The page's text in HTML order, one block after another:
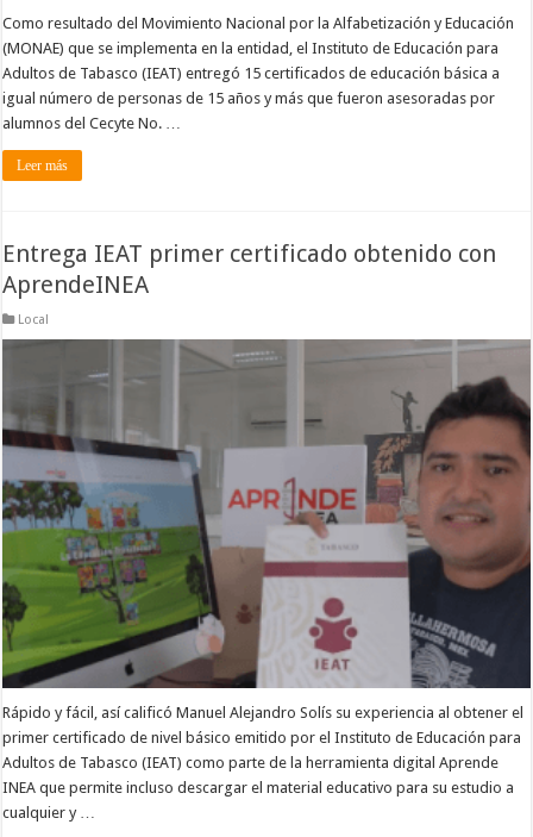
Como resultado del Movimiento Nacional por la Alfabetización y Educación
(MONAE) que se implementa en la entidad, el Instituto de Educación para
Adultos de Tabasco (IEAT) entregó 15 certificados de educación básica a
igual número de personas de 15 años y más que fueron asesoradas por
alumnos del Cecyte No. …
Leer más
Entrega IEAT primer certificado obtenido con
AprendeINEA
Local
Rápido y fácil, así calificó Manuel Alejandro Solís su experiencia al obtener el
primer certificado de nivel básico emitido por el Instituto de Educación para
Adultos de Tabasco (IEAT) como parte de la herramienta digital Aprende
INEA que permite incluso descargar el material educativo para su estudio a
cualquier y …